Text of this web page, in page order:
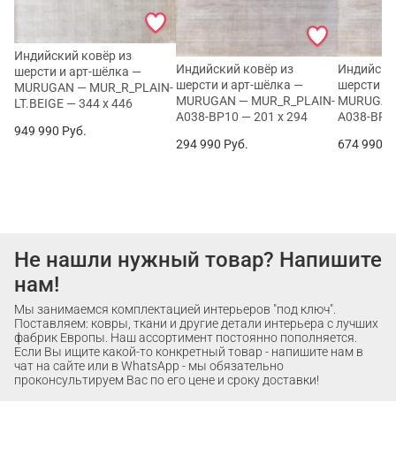
Индийский ковёр из
шерсти и арт-шёлка —
MURUGAN — MUR_R_PLAIN-
LT.BEIGE — 344 x 446
949 990 Руб.
Индийский ковёр из
шерсти и арт-шёлка —
MURUGAN — MUR_R_PLAIN-
A038-BP10 — 201 x 294
294 990 Руб.
шерсти и
A038-
674 990
Не нашли нужный товар? Напишите
нам!
Мы занимаемся комплектацией интерьеров "под ключ".
Поставляем: ковры, ткани и другие детали интерьера с лучших
фабрик Европы. Наш ассортимент постоянно пополняется.
Если Вы ищите какой-то конкретный товар - напишите нам в
чат на сайте или в WhatsApp - мы обязательно
проконсультируем Вас по его цене и сроку доставки!